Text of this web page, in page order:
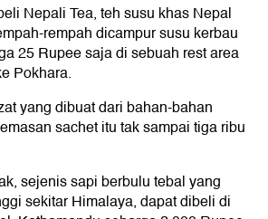
Nepali Tea, teh susu khas Nepal
rempah dicampur susu kerbau
25 Rupee saja di sebuah rest area
Pokhara.
yang dibuat dari bahan-bahan
sachet itu tak sampai tiga ribu
sejenis sapi berbulu tebal yang
sekitar Himalaya, dapat dibeli di